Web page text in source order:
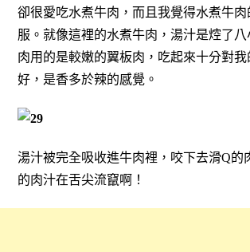
卻很愛吃水煮牛肉，而且我覺得水煮牛
服。就像這裡的水煮牛肉，湯汁是焢了
肉用的是較嫩的翼板肉，吃起來十分對我
好，是香多於辣的感覺。
湯汁被完全吸收進牛肉裡，咬下去滑Q的
的肉汁在舌尖流竄啊！